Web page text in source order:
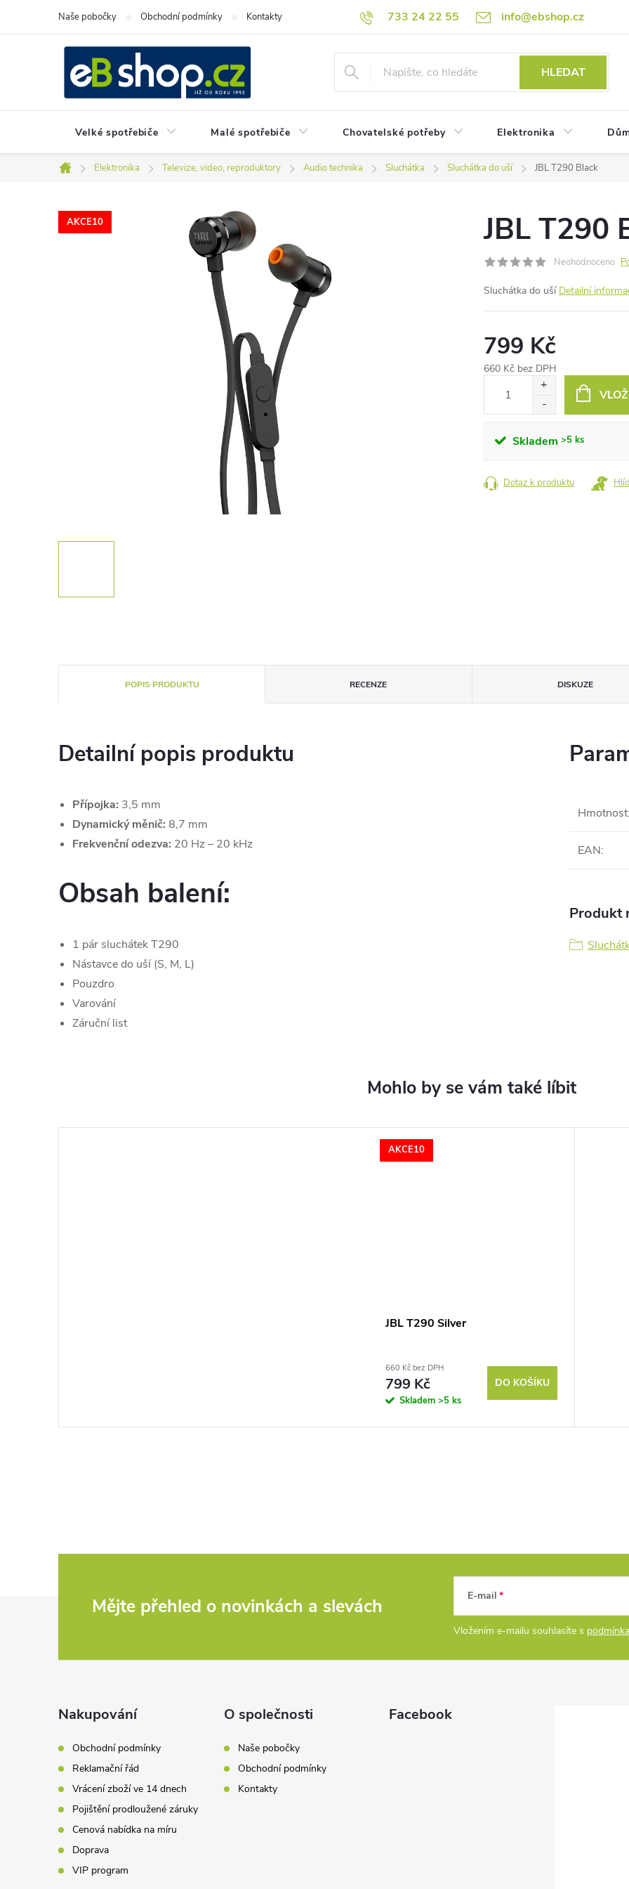
733 24 22 55 info@ebshop.cz
Naše pobočky Obchodní podmínky Kontakty
HLEDAT
Velké spotřebiče Malé spotřebiče Chovatelské potřeby Elektronika
Domů
Elektronika Televize, video, reproduktory Audio technika Sluchátka Sluchátka do uší JBL T290 Black
AKCE10 JBL T290
Neohodnoceno
Sluchátka do uší Detailní
Skladem >5 ks
799 Kč
660 Kč bez DPH
Dotaz k produktu
POPIS PRODUKTU RECENZE DISKUZE
Detailní popis produktu
Přípojka: 3,5 mm
Dynamický měnič: 8,7 mm
Frekvenční odezva: 20 Hz – 20 kHz
Obsah balení:
1 pár sluchátek T290
Nástavce do uší (S, M, L)
Pouzdro
Varování
Záruční list
Hmotnost:
EAN:
Produkt
AKCE10
JBL T290 Silver
660 Kč bez DPH
799 Kč
Skladem >5 ks
DO KOŠÍKU
Mějte přehled o novinkách a slevách E-mail
Vložením e-mailu souhlasíte s
Nakupování
Obchodní podmínky
Reklamační řád
Vrácení zboží ve 14 dnech
Pojištění prodloužené záruky
Cenová nabídka na míru
Doprava
VIP program
O společnosti
Naše pobočky
Obchodní podmínky
Kontakty
Facebook